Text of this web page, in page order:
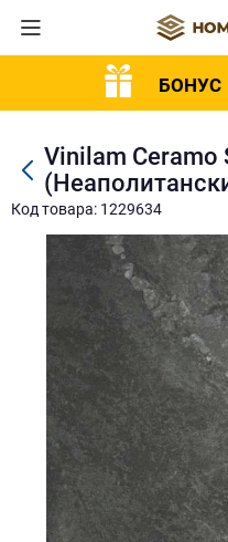
БОНУС
Vinilam Ceramo
Код товара: 1229634